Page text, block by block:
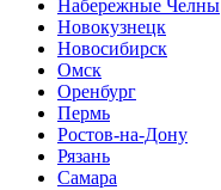
Набережные Челны
Новокузнецк
Новосибирск
Омск
Оренбург
Пермь
Ростов-на-Дону
Рязань
Самара